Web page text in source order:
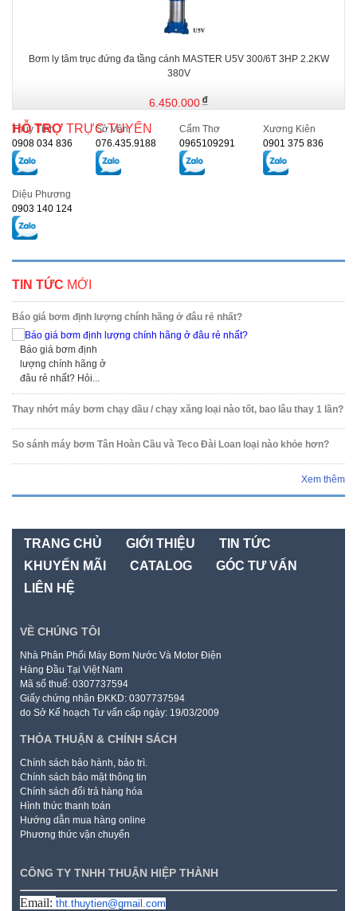
Bơm ly tâm trục đứng đa tầng cánh MASTER U5V 300/6T 3HP 2.2KW
380V
6.450.000
HỖ TRỢ TRỰC TUYẾN
Thủy Tiên
0908 034 836
Sở Vân
076.435.9188
Cẩm Thơ
0965109291
Xương Kiên
0901 375 836
Diệu Phương
0903 140 124
TIN TỨC MỚI
Báo giá bơm định lượng chính hãng ở đâu rẻ nhất?
Báo giá bơm định
lượng chính hãng ở
đâu rẻ nhất? Hỏi...
Thay nhớt máy bơm chạy dầu / chạy xăng loại nào tốt, bao lâu thay 1 lần?
So sánh máy bơm Tân Hoàn Cầu và Teco Đài Loan loại nào khỏe hơn?
Xem thêm
TRANG CHỦ GIỚI THIỆU
TIN TỨC
KHUYẾN MÃI
CATALOG
GÓC TƯ VẤN
LIÊN HỆ
VỀ CHÚNG TÔI
Nhà Phân Phối Máy Bơm Nước Và Motor Điện
Hàng Đầu Tại Việt Nam
Mã số thuế: 0307737594
Giấy chứng nhận ĐKKD: 0307737594
do Sở Kế hoạch Tư vấn cấp ngày: 19/03/2009
THỎA THUẬN & CHÍNH SÁCH
Chính sách bảo hành, bảo trì.
Chính sách bảo mật thông tin
Chính sách đổi trả hàng hóa
Hình thức thanh toán
Hướng dẫn mua hàng online
Phương thức vận chuyển
CÔNG TY TNHH THUẬN HIỆP THÀNH
Email: tht.thuytien@gmail.com